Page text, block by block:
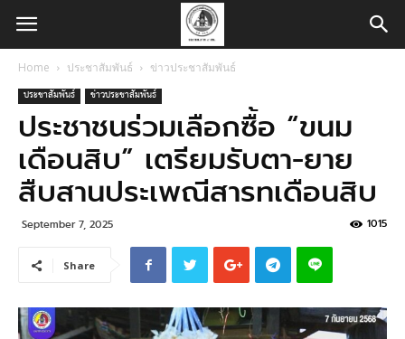
Home ประชาสัมพันธ์ ข่าวประชาสัมพันธ์
ประชาสัมพันธ์ ข่าวประชาสัมพันธ์
ประชาชนร่วมเลือกซื้อ “ขนม
เดือนสิบ” เตรียมรับตา-ยาย
สืบสานประเพณีสารทเดือนสิบ
September 7, 2025 1015
Share